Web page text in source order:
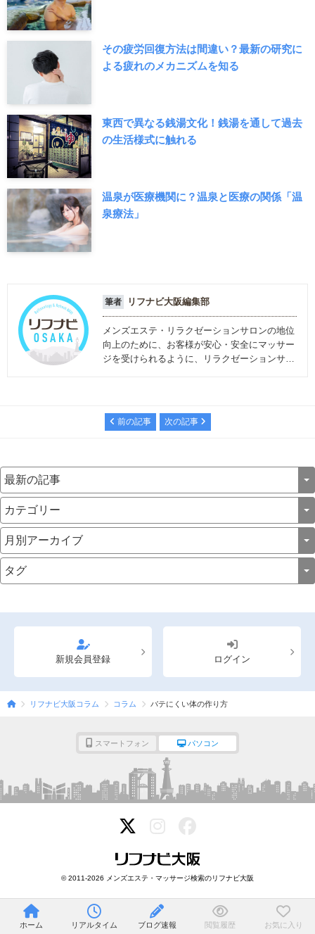
その疲労回復方法は間違い？最新の研究に
よる疲れのメカニズムを知る
東西で異なる銭湯文化！銭湯を通して過去
の生活様式に触れる
温泉が医療機関に？温泉と医療の関係「温
泉療法」
筆者 リフナビ大阪編集部
メンズエステ・リラクゼーションサロンの地位
向上のために、お客様が安心・安全にマッサー
ジを受けられるように、リラクゼーションサロ
前の記事 次の記事
新規会員登録 ログイン
リフナビ大阪コラム コラム バテにくい体の作り方
スマートフォン パソコン
© 2011-2026 メンズエステ・マッサージ検索のリフナビ大阪
ホーム リアルタイム ブログ速報 閲覧履歴 お気に入り